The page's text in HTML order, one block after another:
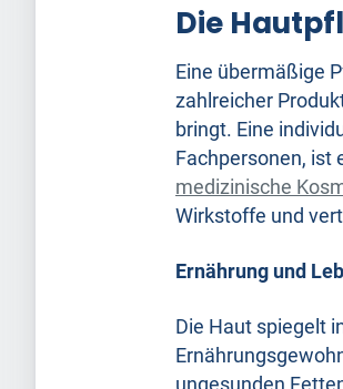
Die
Eine übermäßige
zahlreicher
bringt. Eine
Fachpersonen, ist
medizinische
Wirkstoffe und
Ernährung und
Die Haut spiegelt